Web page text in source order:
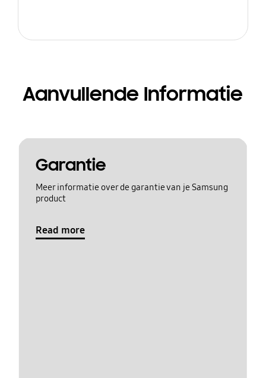
Aanvullende Informatie
Garantie
Meer informatie over de garantie van je Samsung
product
Read more